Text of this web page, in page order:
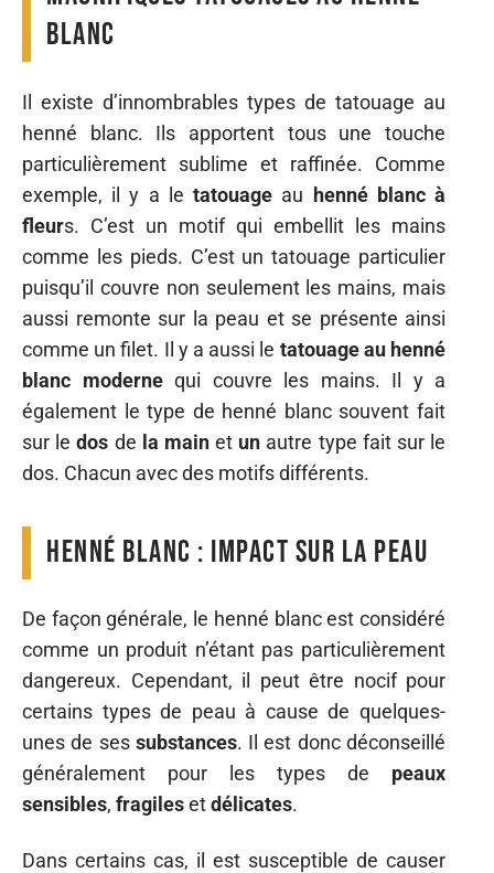
blanc
Il existe d’innombrables types de tatouage au
henné blanc. Ils apportent tous une touche
particulièrement sublime et raffinée. Comme
exemple, il y a letatouage au henné blanc à
fleurs. C’est un motif qui embellit les mains
comme les pieds. C’est un tatouage particulier
puisqu’il couvre non seulement les mains, mais
aussi remonte sur la peau et se présente ainsi
comme un filet. Il y a aussi le tatouage au henné
blanc modernequi couvre les mains. Il y a
également le type de henné blanc souvent fait
sur ledos de la mainet un autre type fait sur le
dos. Chacun avec des motifs différents.
Henné blanc : impact sur la peau
De façon générale, le henné blanc est considéré
comme un produit n’étant pas particulièrement
dangereux. Cependant, il peut être nocif pour
certains types de peau à cause de quelques-
unes de ses substances. Il est donc déconseillé
généralement pour les types de peaux
sensibles, fragilesetdélicates.
Dans certains cas, il est susceptible de causer